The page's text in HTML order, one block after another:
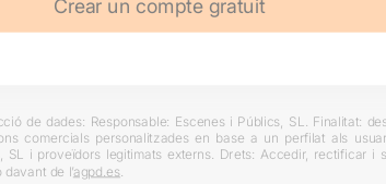
de dades: Responsable: Escenes i Públics, SL. Finalitat:
comercials personalitzades en base a un perfilat als
SL i proveïdors legitimats externs. Drets: Accedir, rectificar
de l’agpd.es